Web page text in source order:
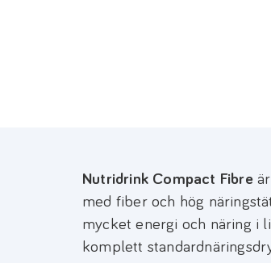
Nutridrink Compact Fibreär
med fiber och hög
mycket energi och näring i
komplett